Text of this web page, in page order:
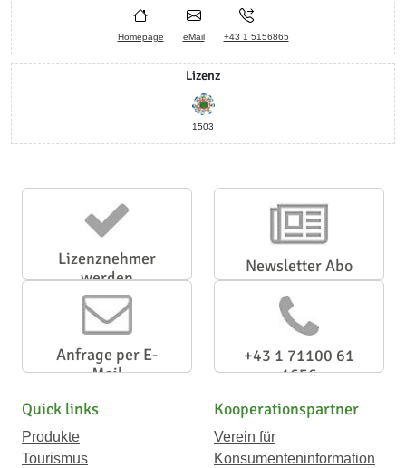
Homepage eMail +43 1 5156865
Lizenz
1503
Lizenznehmer
werden
Newsletter Abo
Anfrage per E-
Mail
+43 1 71100 61
1656
Quick links
Produkte
Tourismus
Kooperationspartner
Verein für
Konsumenteninformation